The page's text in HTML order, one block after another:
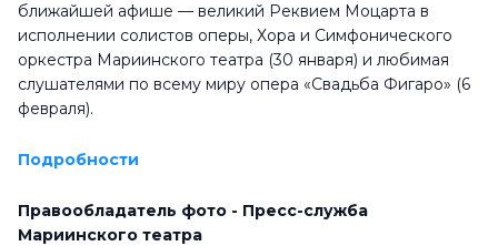
ближайшей афише — великий Реквием Моцарта в
исполнении солистов оперы, Хора и Симфонического
оркестра Мариинского театра (30 января) и любимая
слушателями по всему миру опера «Свадьба Фигаро» (6
февраля).
Подробности
Правообладатель фото - Пресс-служба
Мариинского театра